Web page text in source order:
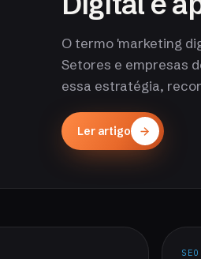
O termo 'marketing
Setores e empresas
essa estratégia,
Ler artigo
SEO